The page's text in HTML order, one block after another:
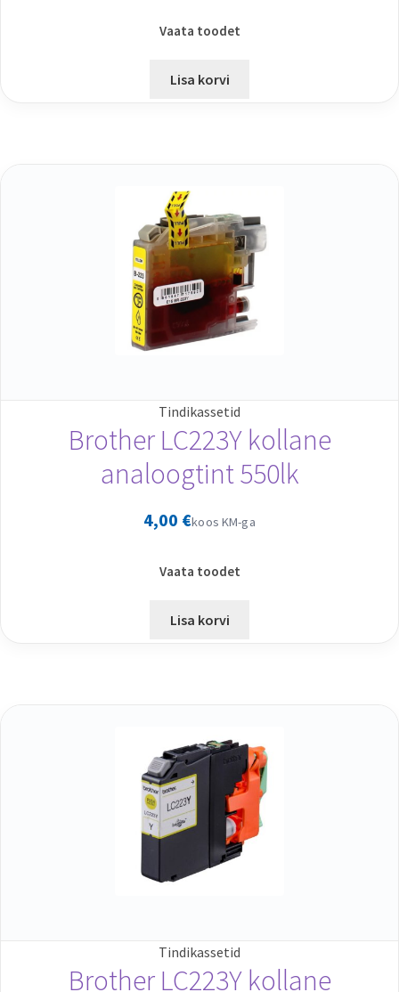
Vaata toodet
Lisa korvi
Tindikassetid
Brother LC223Y kollane
analoogtint 550lk
4,00 €koos KM-ga
Vaata toodet
Lisa korvi
Tindikassetid
Brother LC223Y kollane